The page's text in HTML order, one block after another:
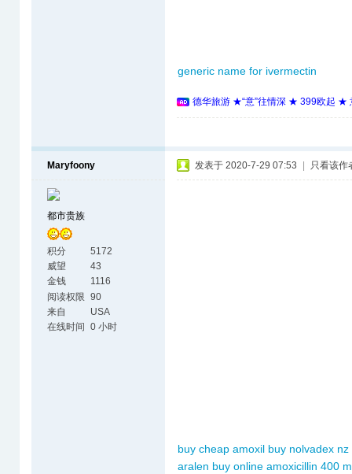
generic name for ivermectin
德华旅游 ★“意”往情深 ★ 399欧起 ★
Maryfoony
都市贵族
积分
5172
威望
43
金钱
1116
阅读权限 90
来自
USA
在线时间
0 小时
发表于 2020-7-29 07:53 只看该作
buy cheap amoxil buy nolvadex nz
aralen buy online amoxicillin 400